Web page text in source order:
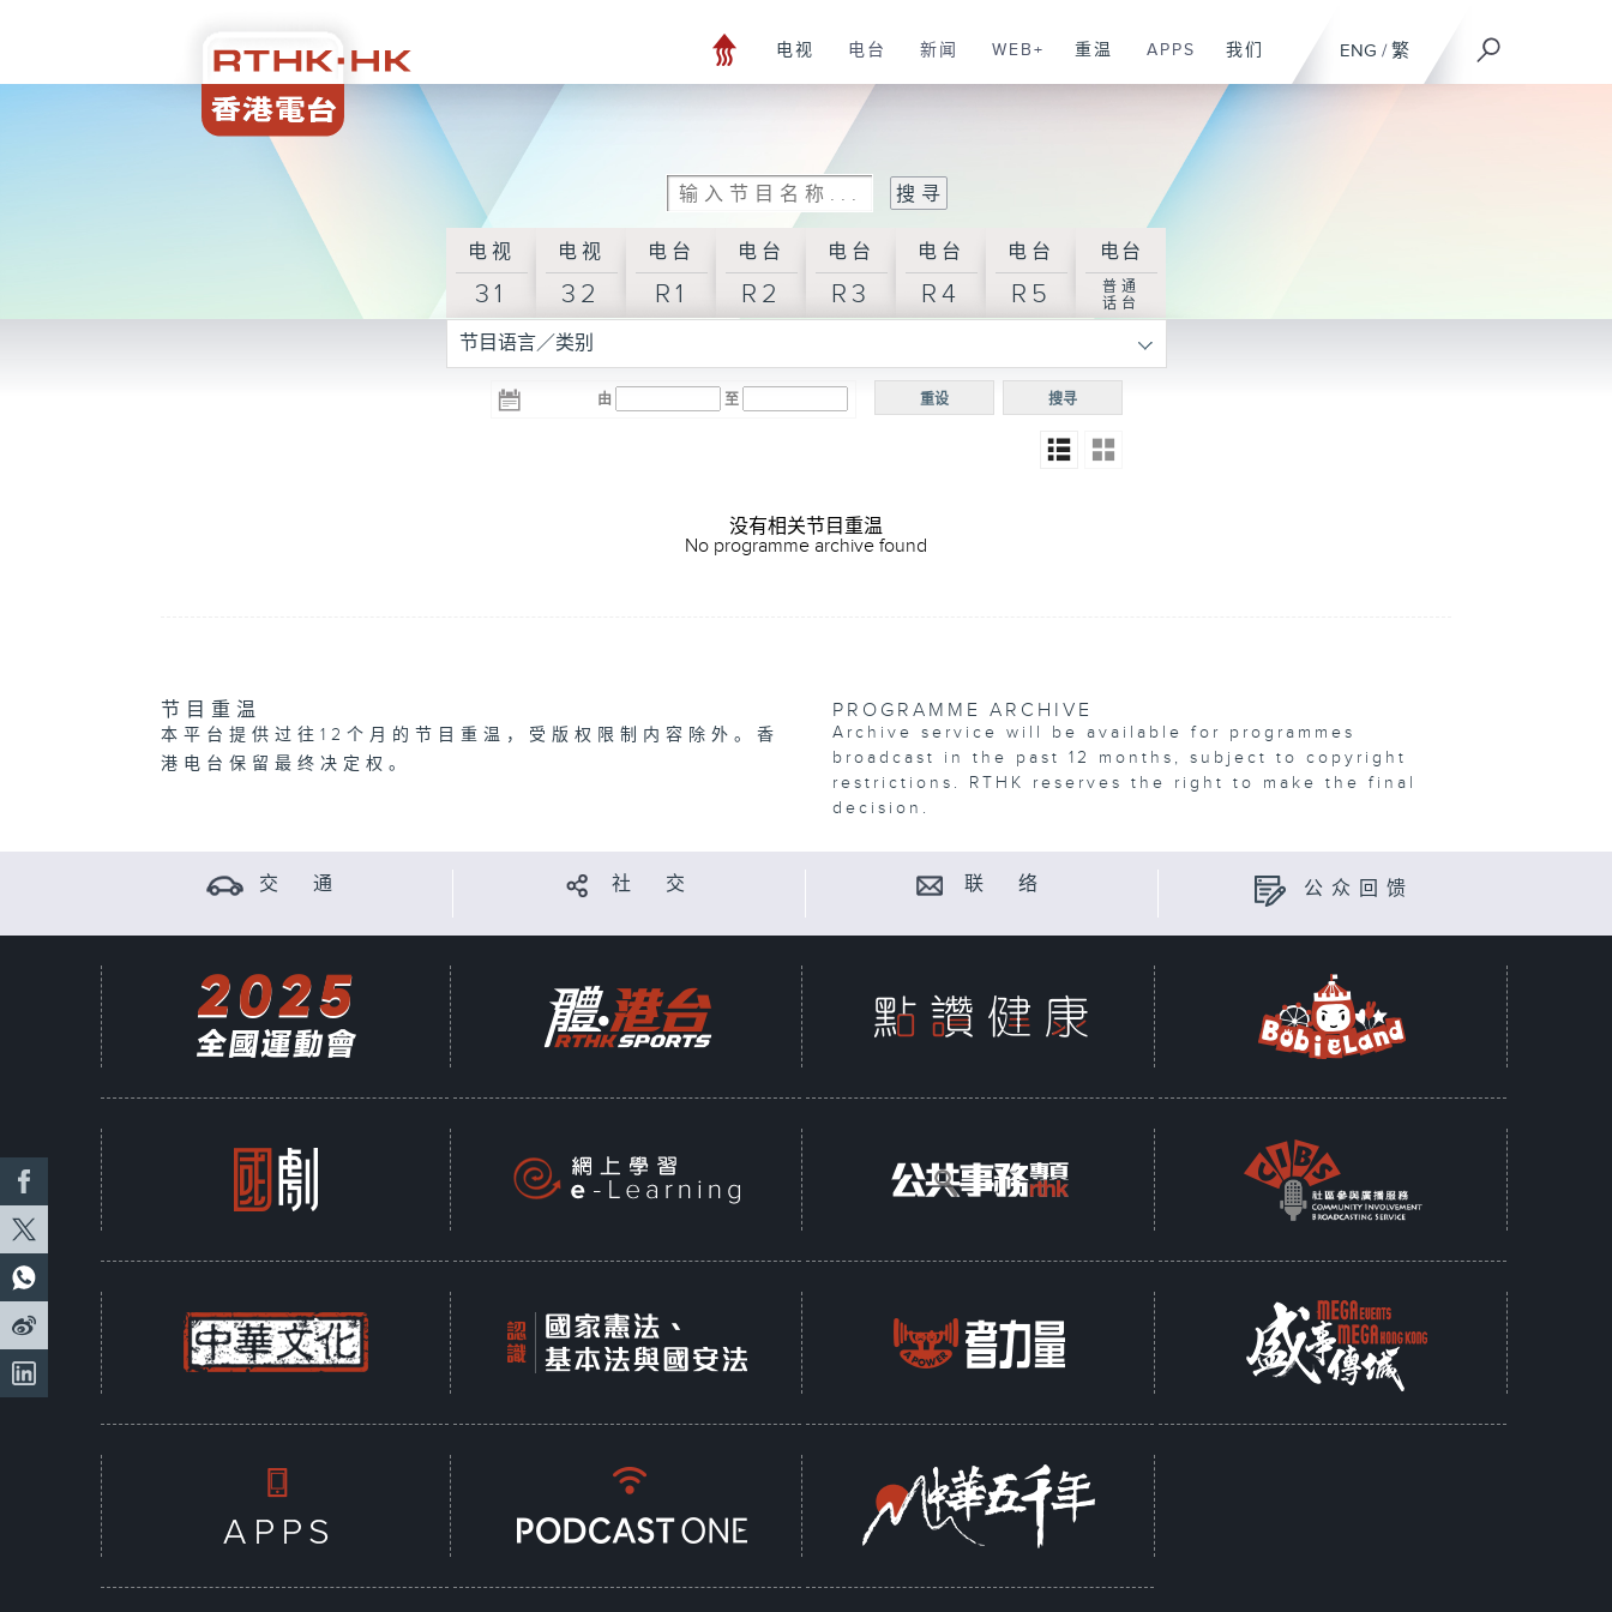
ENG / 繁
电视 电台 新闻 WEB+ 重温 APPS 我们
电视
31
电视
32
电台
R1
电台
R2
电台
R3
电台
R4
电台
R5
电台
普通
话台
节目语言／类别
由 至 搜寻
重设
没有相关节目重温
No programme archive found
节目重温
本平台提供过往12个月的节目重温，受版权限制内容除外。香
港电台保留最终决定权。
PROGRAMME ARCHIVE
Archive service will be available for programmes
broadcast in the past 12 months, subject to copyright
restrictions. RTHK reserves the right to make the final
decision.
交 通 社 交 联 络 公众回馈